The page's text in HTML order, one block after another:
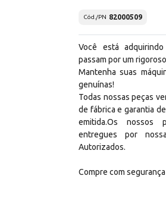
Cód./PN 82000509
Você está
passam por um
Mantenha suas
genuínas!
Todas nossas peças
de fábrica e garantia
emitida.Os nossos
entregues por
Autorizados.
Compre com